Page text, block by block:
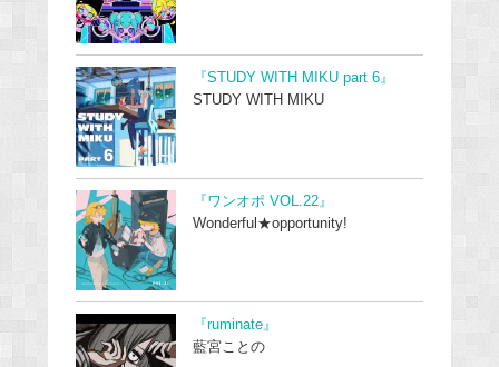
『STUDY WITH MIKU part 6』
STUDY WITH MIKU
『ワンオポ VOL.22』
Wonderful★opportunity!
『ruminate』
藍宮ことの